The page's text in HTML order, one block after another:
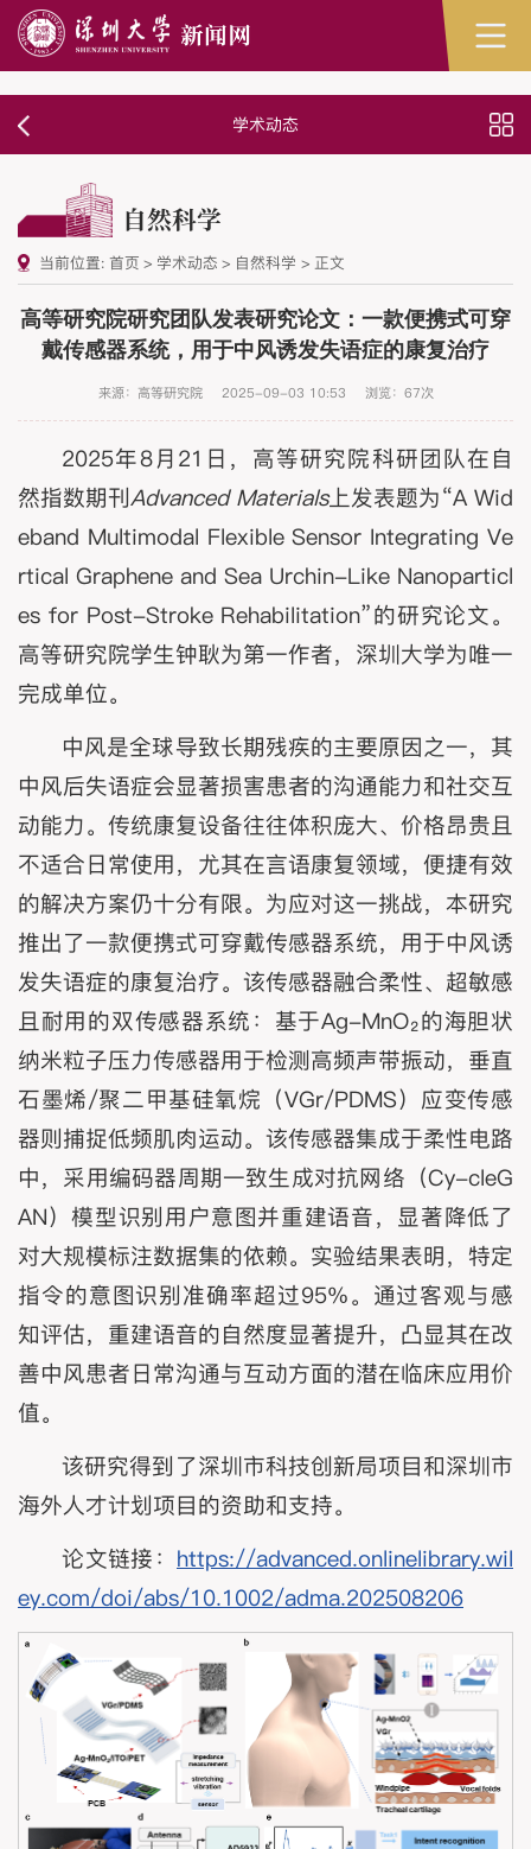
学术动态
自然科学
当前位置: 首页 > 学术动态 > 自然科学 > 正文
高等研究院研究团队发表研究论文：一款便携式可穿
戴传感器系统，用于中风诱发失语症的康复治疗
来源：高等研究院 2025-09-03 10:53 浏览： 67次
2025年8月21日，高等研究院科研团队在自
然指数期刊Advanced Materials上发表题为“A Wid
eband Multimodal Flexible Sensor Integrating Ve
rtical Graphene and Sea Urchin-Like Nanoparticl
es for Post-Stroke Rehabilitation”的研究论文。
高等研究院学生钟耿为第一作者，深圳大学为唯一
完成单位。
中风是全球导致长期残疾的主要原因之一，其
中风后失语症会显著损害患者的沟通能力和社交互
动能力。传统康复设备往往体积庞大、价格昂贵且
不适合日常使用，尤其在言语康复领域，便捷有效
的解决方案仍十分有限。为应对这一挑战，本研究
推出了一款便携式可穿戴传感器系统，用于中风诱
发失语症的康复治疗。该传感器融合柔性、超敏感
且耐用的双传感器系统：基于Ag-MnO₂的海胆状
纳米粒子压力传感器用于检测高频声带振动，垂直
石墨烯/聚二甲基硅氧烷（VGr/PDMS）应变传感
器则捕捉低频肌肉运动。该传感器集成于柔性电路
中，采用编码器周期一致生成对抗网络（Cy-cleG
AN）模型识别用户意图并重建语音，显著降低了
对大规模标注数据集的依赖。实验结果表明，特定
指令的意图识别准确率超过95%。通过客观与感
知评估，重建语音的自然度显著提升，凸显其在改
善中风患者日常沟通与互动方面的潜在临床应用价
值。
该研究得到了深圳市科技创新局项目和深圳市
海外人才计划项目的资助和支持。
论文链接： https://advanced.onlinelibrary.wil
ey.com/doi/abs/10.1002/adma.202508206